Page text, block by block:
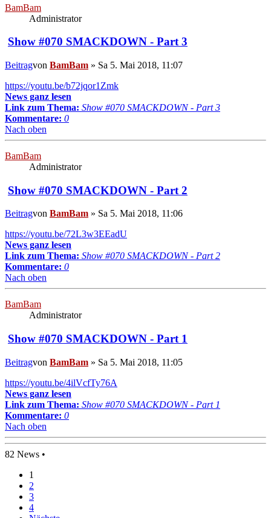
BamBam
Administrator
Show #070 SMACKDOWN - Part 3
Beitragvon BamBam » Sa 5. Mai 2018, 11:07
https://youtu.be/b72jqor1Zmk
News ganz lesen
Link zum Thema: Show #070 SMACKDOWN - Part 3
Kommentare: 0
Nach oben
BamBam
Administrator
Show #070 SMACKDOWN - Part 2
Beitragvon BamBam » Sa 5. Mai 2018, 11:06
https://youtu.be/72L3w3EEadU
News ganz lesen
Link zum Thema: Show #070 SMACKDOWN - Part 2
Kommentare: 0
Nach oben
BamBam
Administrator
Show #070 SMACKDOWN - Part 1
Beitragvon BamBam » Sa 5. Mai 2018, 11:05
https://youtu.be/4ilVcfTy76A
News ganz lesen
Link zum Thema: Show #070 SMACKDOWN - Part 1
Kommentare: 0
Nach oben
82 News •
1
2
3
4